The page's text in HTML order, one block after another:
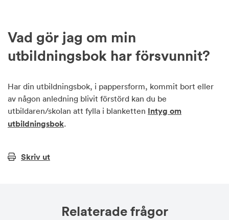
Vad gör jag om min
utbildningsbok har försvunnit?
Har din utbildningsbok, i pappersform, kommit bort eller
av någon anledning blivit förstörd kan du be
utbildaren/skolan att fylla i blanketten Intyg om
utbildningsbok.
Skriv ut
Relaterade frågor